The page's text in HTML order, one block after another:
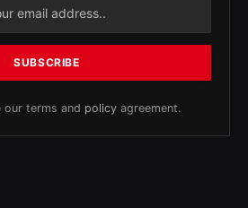
our terms and policy agreement.